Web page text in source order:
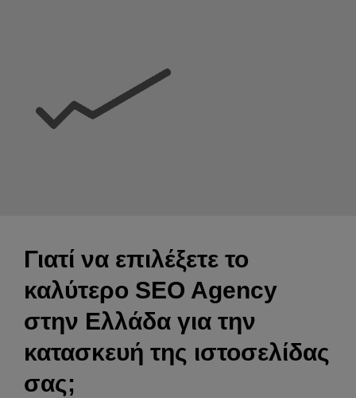
Γιατί να επιλέξετε το
καλύτερο SEO Agency
στην Ελλάδα για την
κατασκευή της ιστοσελίδας
σας;